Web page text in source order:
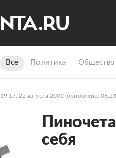
Все Политика Общество
19:17, 22 августа 2001 (обновлено:
себя